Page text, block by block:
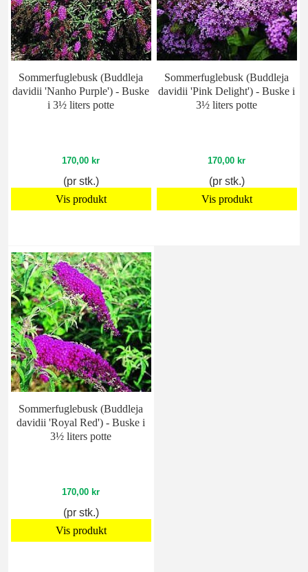
Sommerfuglebusk (Buddleja
davidii 'Nanho Purple') - Buske
i 3½ liters potte
170,00 kr
(pr stk.)
Vis produkt
Sommerfuglebusk (Buddleja
davidii 'Pink Delight') - Buske i
3½ liters potte
170,00 kr
(pr stk.)
Vis produkt
Sommerfuglebusk (Buddleja
davidii 'Royal Red') - Buske i
3½ liters potte
170,00 kr
(pr stk.)
Vis produkt